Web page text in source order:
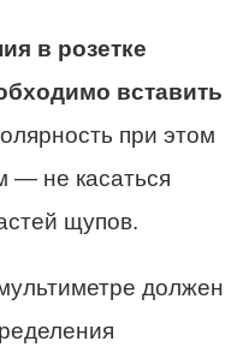
в розетке
вставить
при этом
— не касаться
щупов.
должен